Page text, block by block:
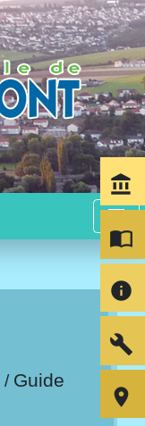
menu
/ Guide
account_balance
import_contacts
info
build
room